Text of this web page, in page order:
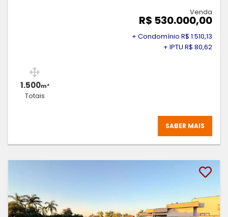
Venda
R$ 530.000,00
+ Condomínio R$ 1.510,13
+ IPTU R$ 80,62
1.500m²
Totais
SABER MAIS